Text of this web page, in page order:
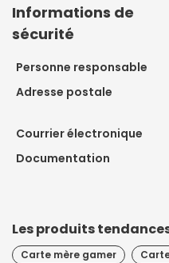
Informations de
sécurité
Personne responsable
Adresse postale
Courrier électronique
Documentation
Les produits
Carte mère gamer